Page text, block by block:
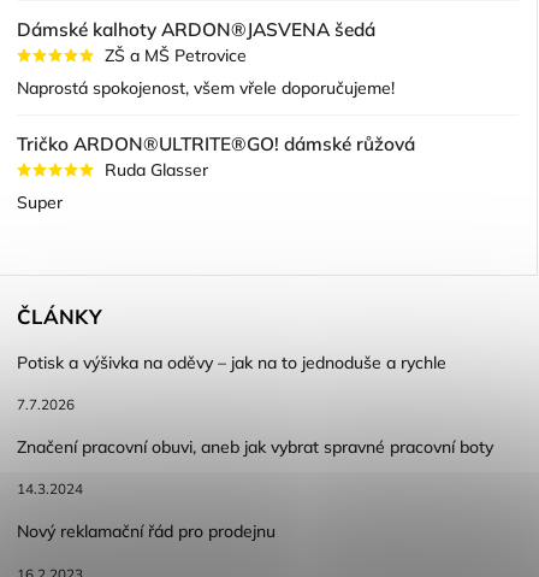
Dámské kalhoty ARDON®JASVENA šedá
ZŠ a MŠ Petrovice
Naprostá spokojenost, všem vřele doporučujeme!
Tričko ARDON®ULTRITE®GO! dámské růžová
Ruda Glasser
Super
ČLÁNKY
Potisk a výšivka na oděvy – jak na to jednoduše a rychle
7.7.2026
Značení pracovní obuvi, aneb jak vybrat spravné pracovní boty
14.3.2024
Nový reklamační řád pro prodejnu